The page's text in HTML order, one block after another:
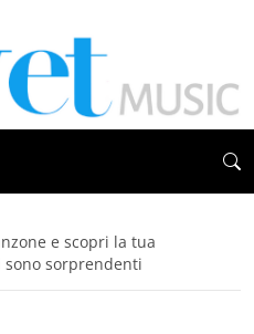
e scopri la tua
sorprendenti